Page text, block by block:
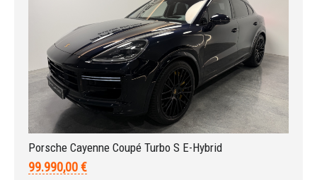
Porsche Cayenne Coupé Turbo S E-Hybrid
99.990,00 €